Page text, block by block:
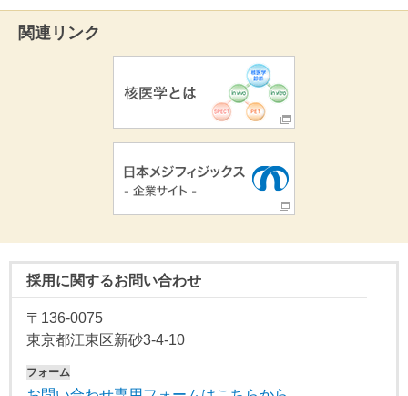
関連リンク
採用に関するお問い合わせ
〒136-0075
東京都江東区新砂3-4-10
フォーム